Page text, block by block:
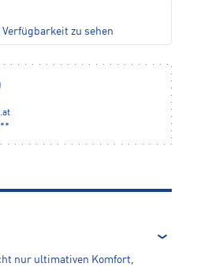
zu sehen
nur ultimativen Komfort,